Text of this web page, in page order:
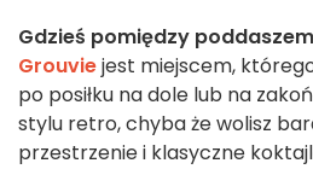
Gdzieś pomiędzy
Grouviejest miejscem,
po posiłku na dole lub na
stylu retro, chyba że wolisz
przestrzenie i klasyczne